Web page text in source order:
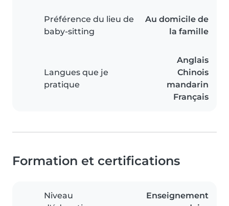
Préférence du lieu de
baby-sitting
Au domicile de
la famille
Langues que je
pratique
Anglais
Chinois
mandarin
Français
Formation et certifications
Niveau
Enseignement